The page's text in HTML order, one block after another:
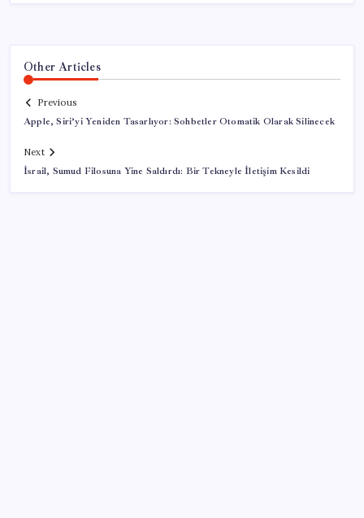
Other Articles
Previous
Apple, Siri’yi Yeniden Tasarlıyor: Sohbetler Otomatik Olarak Silinecek
Next
İsrail, Sumud Filosuna Yine Saldırdı: Bir Tekneyle İletişim Kesildi